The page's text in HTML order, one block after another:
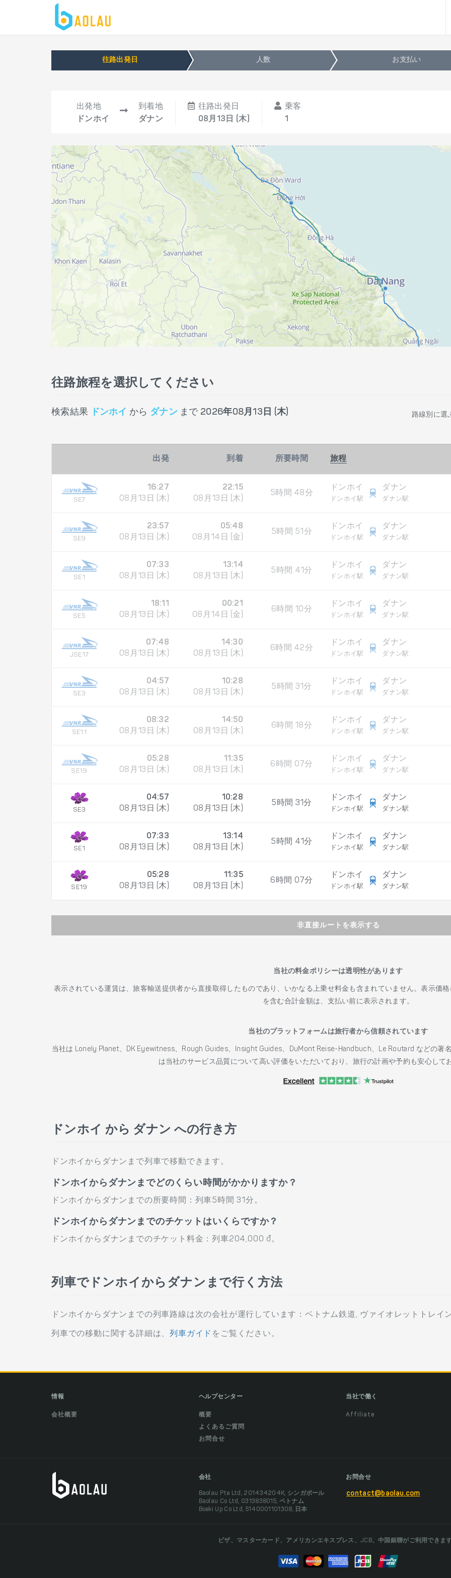
往路出発日 人数 お支払い
出発地
ドンホイ
到着地
ダナン
往路出発日
08月13日 (木)
乗客
1
往路旅程を選択してください
検索結果 ドンホイ から ダナンまで 2026年08月13日 (木) 路線別に選
出発 到着 所要時間 旅程
SE7
16:27
08月13日 (木)
22:15
08月13日 (木)
5時間 48分
ドンホイ
ドンホイ駅
ダナン
ダナン駅
SE9
23:57
08月13日 (木)
05:48
08月14日 (金)
5時間 51分
ドンホイ
ドンホイ駅
ダナン
ダナン駅
SE1
07:33
08月13日 (木)
13:14
08月13日 (木)
5時間 41分
ドンホイ
ドンホイ駅
ダナン
ダナン駅
SE5
18:11
08月13日 (木)
00:21
08月14日 (金)
6時間 10分
ドンホイ
ドンホイ駅
ダナン
ダナン駅
JSE17
07:48
08月13日 (木)
14:30
08月13日 (木)
6時間 42分
ドンホイ
ドンホイ駅
ダナン
ダナン駅
SE3
04:57
08月13日 (木)
10:28
08月13日 (木)
5時間 31分
ドンホイ
ドンホイ駅
ダナン
ダナン駅
SE11
08:32
08月13日 (木)
14:50
08月13日 (木)
6時間 18分
ドンホイ
ドンホイ駅
ダナン
ダナン駅
SE19
05:28
08月13日 (木)
11:35
08月13日 (木)
6時間 07分
ドンホイ
ドンホイ駅
ダナン
ダナン駅
SE3
04:57
08月13日 (木)
10:28
08月13日 (木)
5時間 31分
ドンホイ
ドンホイ駅
ダナン
ダナン駅
SE1
07:33
08月13日 (木)
13:14
08月13日 (木)
5時間 41分
ドンホイ
ドンホイ駅
ダナン
ダナン駅
SE19
05:28
08月13日 (木)
11:35
08月13日 (木)
6時間 07分
ドンホイ
ドンホイ駅
ダナン
ダナン駅
非直接ルートを表示する
当社の料金ポリシーは透明性があります
表示されている運賃は、旅客輸送提供者から直接取得したものであり、いかなる上乗せ料金も含まれていません。表示価
を含む合計金額は、支払い前に表示されます。
当社のプラットフォームは旅行者から信頼されています
当社は Lonely Planet、DK Eyewitness、Rough Guides、Insight Guides、DuMont Reise-Handbuch、Le Routard などの著
は当社のサービス品質について高い評価をいただいており、旅行の計画や予約も安心して
ドンホイ から ダナン への行き方
ドンホイからダナンまで列車で移動できます。
ドンホイからダナンまでどのくらい時間がかかりますか？
ドンホイからダナンまでの所要時間：列車5時間 31分。
ドンホイからダナンまでのチケットはいくらですか？
ドンホイからダナンまでのチケット料金：列車204,000 đ。
列車でドンホイからダナンまで行く方法
ドンホイからダナンまでの列車路線は次の会社が運行しています：ベトナム鉄道, ヴァイオレットトレイ
列車での移動に関する詳細は、列車ガイド をご覧ください。
情報
会社概要
ヘルプセンター
概要
よくあるご質問
お問合せ
当社で働く
Affiliate
会社
Baolau Pte Ltd, 201434204K, シンガポール
Baolau Co Ltd, 0313838015, ベトナム
Boeki Up Co Ltd, 5140001101308, 日本
お問合せ
contact@baolau.com
ビザ、マスターカード、アメリカンエキスプレス、JCB、中国銀聯がご利用できま